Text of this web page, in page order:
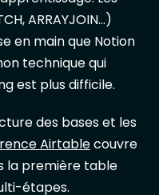
ARRAYJOIN...)
en main que Notion
technique qui
est plus difficile.
des bases et les
Airtablecouvre
la première table
étapes.